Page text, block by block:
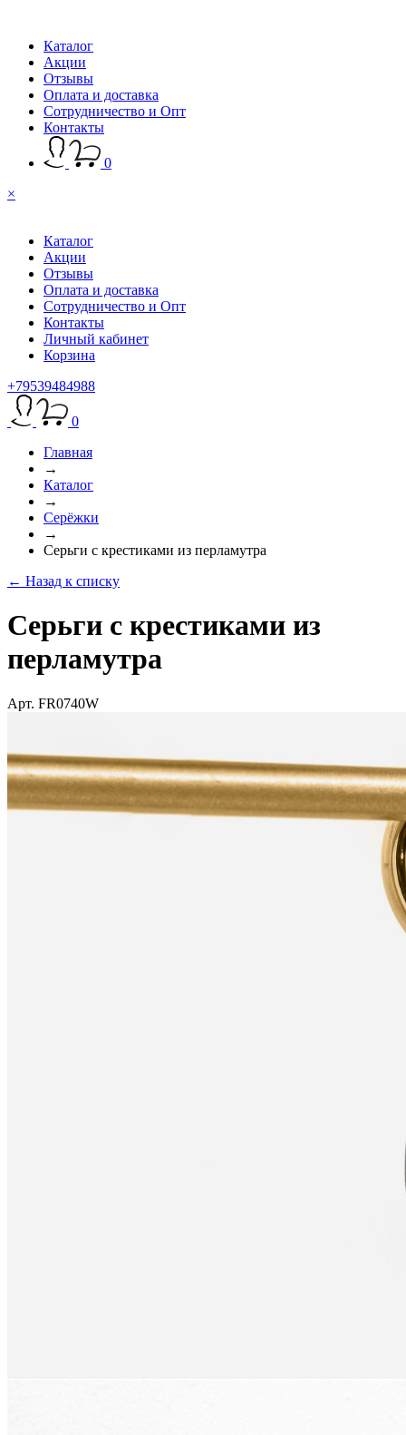
Каталог
Акции
Отзывы
Оплата и доставка
Сотрудничество и Опт
Контакты
0
×
Каталог
Акции
Отзывы
Оплата и доставка
Сотрудничество и Опт
Контакты
Личный кабинет
Корзина
+79539484988
0
Главная
→
Каталог
→
Серёжки
→
Серьги с крестиками из перламутра
← Назад к списку
Серьги с крестиками из
перламутра
Арт. FR0740W